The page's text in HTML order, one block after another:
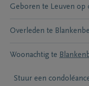
Geboren te Leuven op
Overleden te
Woonachtig te
Stuur een